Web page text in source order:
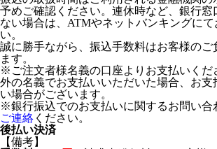
予めご確認ください。連休時など、銀行窓
ない場合は、ATMやネットバンキングにて
い。
誠に勝手ながら、振込手数料はお客様のご
ます。
※ご注文者様名義の口座よりお支払いくだ
外の名義でお支払いいただいた場合、お支
い場合がございます。
※銀行振込でのお支払いに関するお問い合
ご連絡 ください。
後払い決済
【備考】